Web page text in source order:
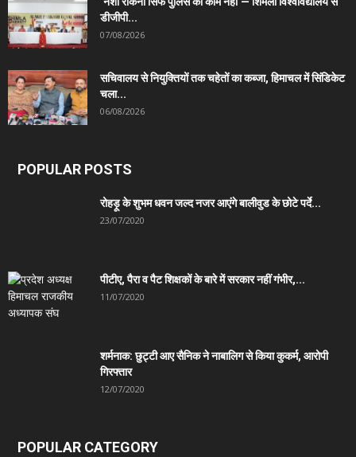
डीजीपी...
07/08/2026
सचिवालय से नियुक्तियों तक चहेतों का कब्जा, हिमाचल में सिंडिकेट
चला...
06/08/2026
POPULAR POSTS
रोहड़ू के शुभम धवन जल्द नजर आएंगे बालीवुड के छोटे पर्दे...
23/07/2020
पीटीए, पैरा व पैट शिक्षकों के बारे में सरकार नहीं गंभीर,...
11/07/2020
शर्मनाक: छुट्टी आए सैनिक ने नाबालिग से किया कुकर्म, आरोपी
गिरफ्तार
12/07/2020
POPULAR CATEGORY